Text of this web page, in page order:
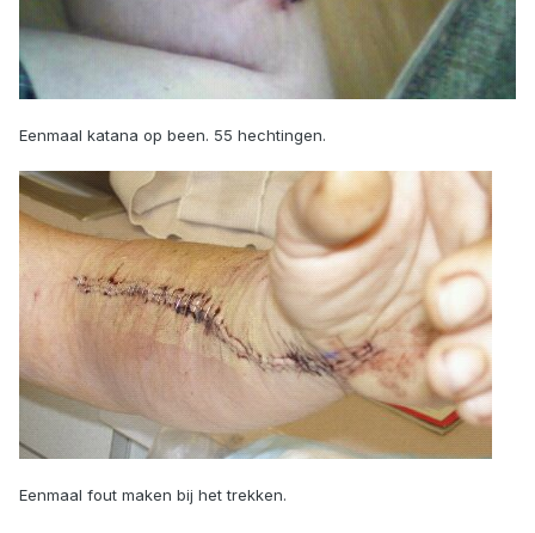
Eenmaal katana op been. 55 hechtingen.
Eenmaal fout maken bij het trekken.